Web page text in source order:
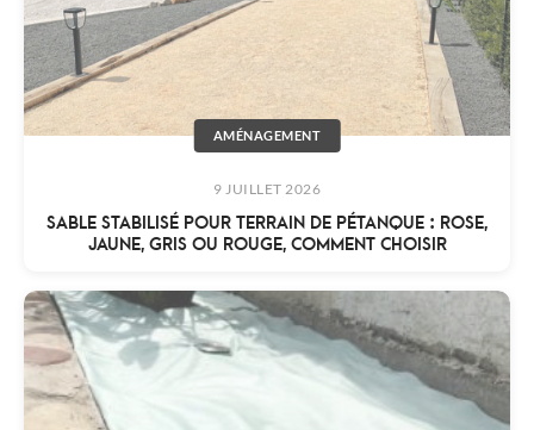
AMÉNAGEMENT
9 JUILLET 2026
SABLE STABILISÉ POUR TERRAIN DE PÉTANQUE : ROSE,
JAUNE, GRIS OU ROUGE, COMMENT CHOISIR